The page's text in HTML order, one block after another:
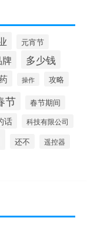
元宵节
多少钱
操作 攻略
节 春节期间
话 科技有限公司
还不 遥控器